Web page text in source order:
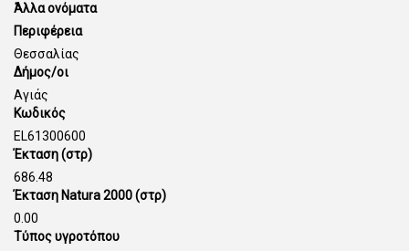
Άλλα ονόματα
Περιφέρεια
Θεσσαλίας
Δήμος/οι
Αγιάς
Κωδικός
EL61300600
Έκταση (στρ)
686.48
Έκταση Natura 2000 (στρ)
0.00
Τύπος υγροτόπου